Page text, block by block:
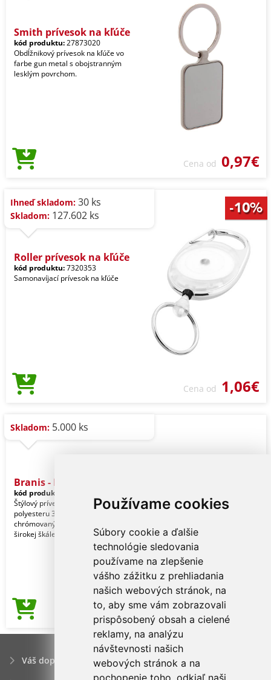
Používame cookies
Súbory cookie a ďalšie
technológie sledovania
používame na zlepšenie
vášho zážitku z prehliadania
našich webových stránok, na
to, aby sme vám zobrazovali
prispôsobený obsah a cielené
reklamy, na analýzu
návštevnosti našich
webových stránok a na
pochopenie toho, odkiaľ naši
Smith prívesok na kľúče
kód produktu:27873020
Obdĺžnikový prívesok na kľúče vo
farbe gun metal s obojstranným
lesklým povrchom.
Cena od 0,97€
Ihneď skladom: 30 ks
Skladom: 127.602 ks
Roller prívesok na kľúče
kód produktu:7320353
Samonavíjací prívesok na kľúče
Cena od 1,06€
Skladom: 5.000 ks
Branis - Kľúčenka
kód produktu:
Štýlový prívesok na kľúče s pútkom z
polyesteru 300D RPET s
chrómovaným doplnkom. K dispozícii v
širokej škále farieb s
Cena od 1,27€
Váš dopyt